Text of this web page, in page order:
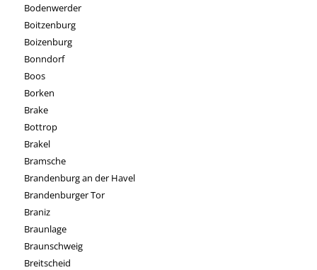
Bodenwerder
Boitzenburg
Boizenburg
Bonndorf
Boos
Borken
Brake
Bottrop
Brakel
Bramsche
Brandenburg an der Havel
Brandenburger Tor
Braniz
Braunlage
Braunschweig
Breitscheid